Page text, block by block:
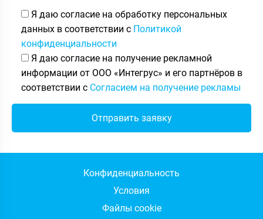
Я даю согласие на обработку персональных
данных в соответствии с Политикой
конфиденциальности
Я даю согласие на получение рекламной
информации от ООО «Интегрус» и его партнёров в
соответствии с Согласием на получение рекламы
Конфиденциальность
Условия
Файлы cookie